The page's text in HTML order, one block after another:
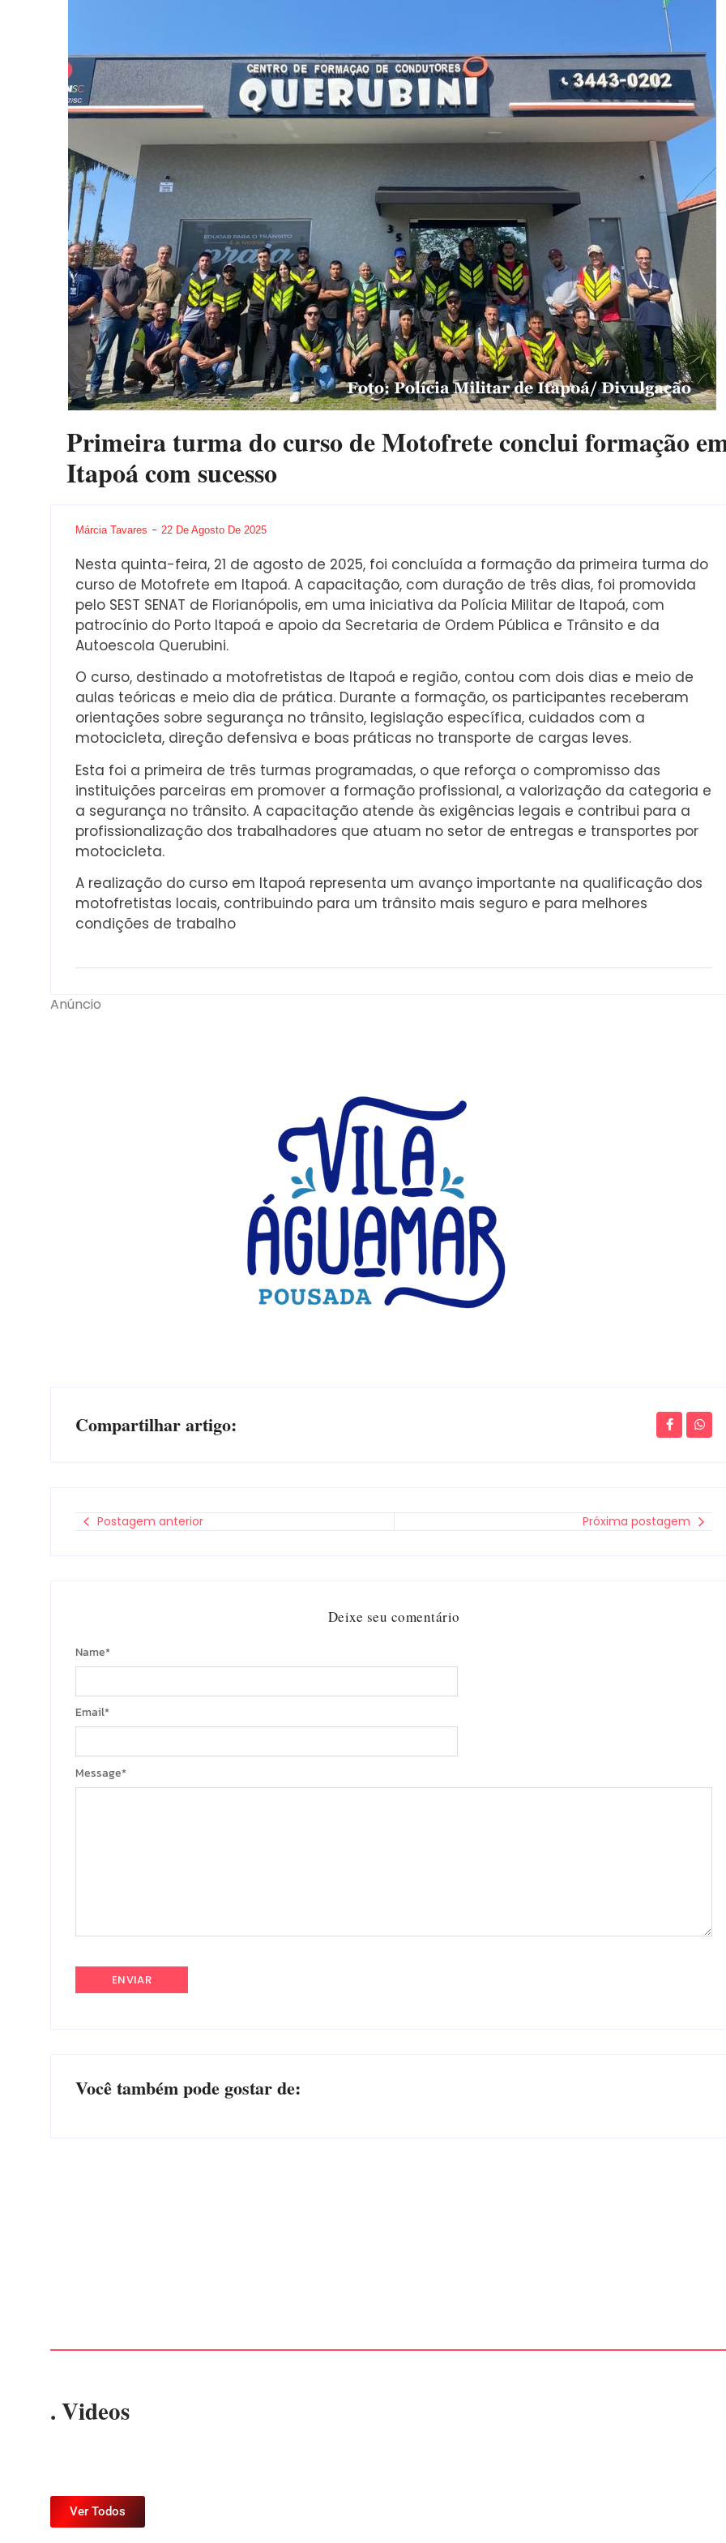
Primeira turma do curso de Motofrete conclui formação
Itapoá com sucesso
Márcia Tavares 22 De Agosto De 2025
Nesta quinta-feira, 21 de agosto de 2025, foi concluída a formação da primeira turma do
curso de Motofrete em Itapoá. A capacitação, com duração de três dias, foi promovida
pelo SEST SENAT de Florianópolis, em uma iniciativa da Polícia Militar de Itapoá, com
patrocínio do Porto Itapoá e apoio da Secretaria de Ordem Pública e Trânsito e da
Autoescola Querubini.
O curso, destinado a motofretistas de Itapoá e região, contou com dois dias e meio de
aulas teóricas e meio dia de prática. Durante a formação, os participantes receberam
orientações sobre segurança no trânsito, legislação específica, cuidados com a
motocicleta, direção defensiva e boas práticas no transporte de cargas leves.
Esta foi a primeira de três turmas programadas, o que reforça o compromisso das
instituições parceiras em promover a formação profissional, a valorização da categoria e
a segurança no trânsito. A capacitação atende às exigências legais e contribui para a
profissionalização dos trabalhadores que atuam no setor de entregas e transportes por
motocicleta.
A realização do curso em Itapoá representa um avanço importante na qualificação dos
motofretistas locais, contribuindo para um trânsito mais seguro e para melhores
condições de trabalho
Anúncio
Compartilhar artigo:
Postagem anterior Próxima postagem
Deixe seu comentário
Message*
Name*
Email*
Você também pode gostar de:
. Videos
Ver Todos